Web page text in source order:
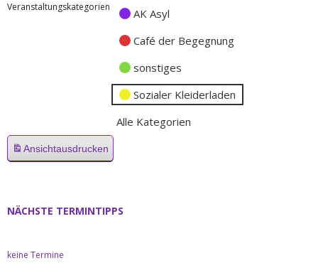
Veranstaltungskategorien
AK Asyl
Café der Begegnung
sonstiges
Sozialer Kleiderladen
Alle Kategorien
Ansichtausdrucken
NÄCHSTE TERMINTIPPS
keine Termine